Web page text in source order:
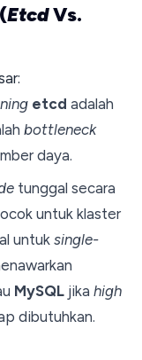
EtcdVs.
etcd adalah
bottleneck
daya.
tunggal secara
untuk klaster
untuk single-
MySQLjika high
dibutuhkan.